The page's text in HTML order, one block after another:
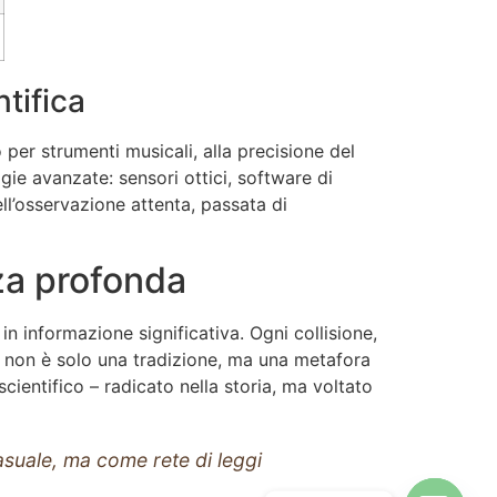
strumenti musicali, alla precisione del
avanzate: sensori ottici, software di
attenta, passata di
profonda
informazione significativa. Ogni collisione,
è solo una tradizione, ma una metafora
– radicato nella storia, ma voltato
ma come rete di leggi